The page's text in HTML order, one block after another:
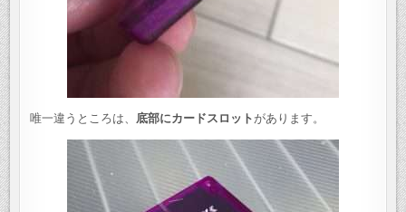
唯一違うところは、 底部にカードスロット があります。